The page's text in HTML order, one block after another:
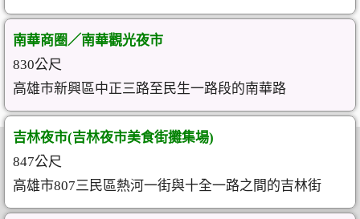
南華商圈／南華觀光夜市
830公尺
高雄市新興區中正三路至民生一路段的南華路
吉林夜市(吉林夜市美食街攤集場)
847公尺
高雄市807三民區熱河一街與十全一路之間的吉林街